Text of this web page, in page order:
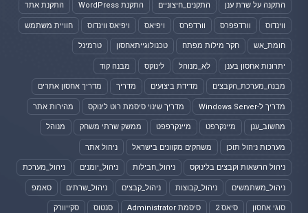
התקנה על שרת ענן התקנים_חיצוניים התקנת WordPress התקנת אתר
ווינדוס וורדפפרס וורדפרס ויפיאס ויפיאס ווינדוס חוויית משתמש
חומת_אש חקר מילות מפתח טכנולוגייתאחסון טרמינל
יתרונות אחסון בענן לא_מנוהל לינוקס מבנה קוד
מבנה_מערכת_הקבצים מדידת ביצועים מדריך מדריך אחסון אתרים
מדריך ל-Windows Server מדריך שינוי סיסמת רוט לינוקס מהירות אתר
מחשוב_ענן מיינקרפט מיינקרפפט ממשק שרתי משחק מנוהל
מערכות ניהול תוכן משחקים מקוונים בישראל ניהול אתר
ניהול הרשאות וקבצים בלינוקס ניהול_חבילות ניהול_יומנים ניהול_מערכת
ניהול_משתמשים ניהול_קבוצות ניהול_קבצים ניהול_שרתים סאמפ
סוגי אחסון סיאס 2 סיסמת Administrator סנטוס סקייוורק